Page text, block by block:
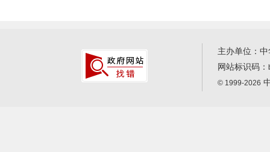
主办单位：
网站标识码：
© 1999-2026